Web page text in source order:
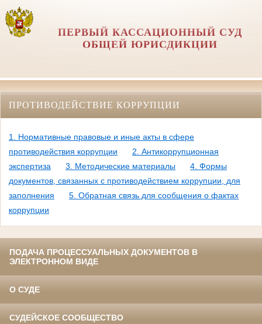
ПЕРВЫЙ КАССАЦИОННЫЙ СУД
ОБЩЕЙ ЮРИСДИКЦИИ
ПРОТИВОДЕЙСТВИЕ КОРРУПЦИИ
1. Нормативные правовые и иные акты в сфере
противодействия коррупции
2. Антикоррупционная
экспертиза
3. Методические материалы
4. Формы
документов, связанных с противодействием коррупции, для
заполнения
5. Обратная связь для сообщения о фактах
коррупции
ПОДАЧА ПРОЦЕССУАЛЬНЫХ ДОКУМЕНТОВ В
ЭЛЕКТРОННОМ ВИДЕ
О СУДЕ
СУДЕЙСКОЕ СООБЩЕСТВО